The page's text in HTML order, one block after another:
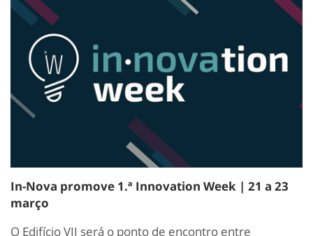
In-Nova promove 1.ª Innovation Week | 21 a 23
março
O Edifício VII será o ponto de encontro entre